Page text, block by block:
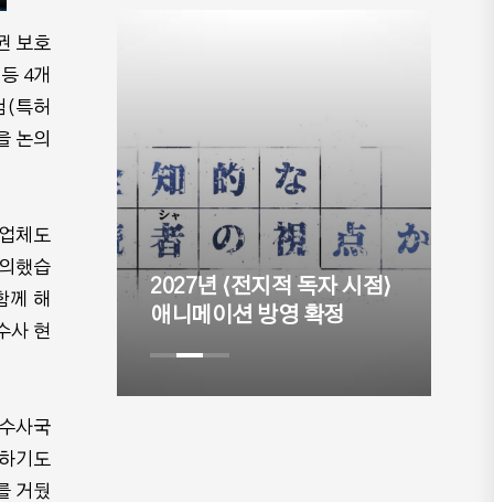
보호
4개
(특허
논의
체도
했습
께 해
사 현
사국
기도
거뒀
지적 독자 시점⟩
방영 확정
⟨나 혼자만 레벨업⟩ 극장판
제작 확정